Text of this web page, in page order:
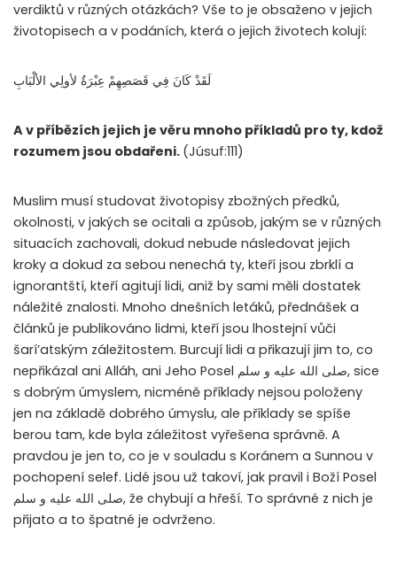
verdiktů v různých otázkách? Vše to je obsaženo v jejich
životopisech a v podáních, která o jejich životech kolují:
لَقَدْ كَانَ فِي قَصَصِهِمْ عِبْرَةٌ لأولِي الألْبَابِ
A v příbězích jejich je věru mnoho příkladů pro ty, kdož
rozumem jsou obdařeni. (Júsuf:111)
Muslim musí studovat životopisy zbožných předků,
okolnosti, v jakých se ocitali a způsob, jakým se v různých
situacích zachovali, dokud nebude následovat jejich
kroky a dokud za sebou nenechá ty, kteří jsou zbrklí a
ignorantští, kteří agitují lidi, aniž by sami měli dostatek
náležité znalosti. Mnoho dnešních letáků, přednášek a
článků je publikováno lidmi, kteří jsou lhostejní vůči
šarí’atským záležitostem. Burcují lidi a přikazují jim to, co
nepřikázal ani Alláh, ani Jeho Posel صلى الله عليه و سلم, sice
s dobrým úmyslem, nicméně příklady nejsou položeny
jen na základě dobrého úmyslu, ale příklady se spíše
berou tam, kde byla záležitost vyřešena správně. A
pravdou je jen to, co je v souladu s Koránem a Sunnou v
pochopení selef. Lidé jsou už takoví, jak pravil i Boží Posel
صلى الله عليه و سلم, že chybují a hřeší. To správné z nich je
přijato a to špatné je odvrženo.